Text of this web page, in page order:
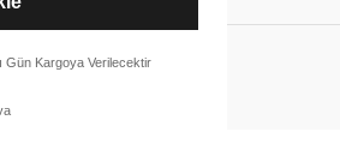
Gün Kargoya Verilecektir